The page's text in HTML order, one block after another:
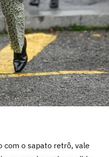
com o sapato retrô, vale